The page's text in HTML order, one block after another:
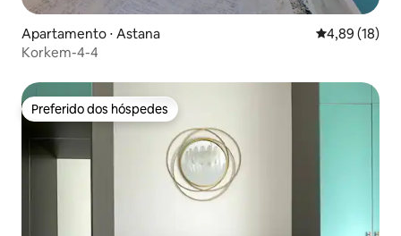
Apartamento ⋅ Astana 4,89 de uma
4,89 (18)
Korkem-4-4
Preferido dos hóspedes
Preferido dos hóspedes